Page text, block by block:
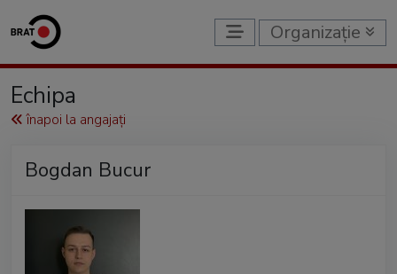
Organizație
Echipa
înapoi la angajați
Bogdan Bucur